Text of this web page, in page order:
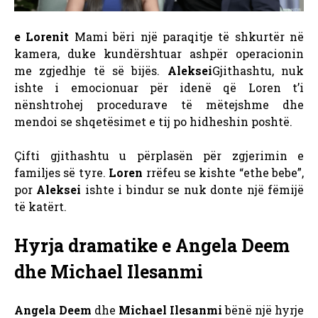
e Lorenit Mami bëri një paraqitje të shkurtër në
kamera, duke kundërshtuar ashpër operacionin
me zgjedhje të së bijës. AlekseiGjithashtu, nuk
ishte i emocionuar për idenë që Loren t’i
nënshtrohej procedurave të mëtejshme dhe
mendoi se shqetësimet e tij po hidheshin poshtë.
Çifti gjithashtu u përplasën për zgjerimin e
familjes së tyre. Loren rrëfeu se kishte “ethe bebe”,
por Aleksei ishte i bindur se nuk donte një fëmijë
të katërt.
Hyrja dramatike e Angela Deem
dhe Michael Ilesanmi
Angela Deem dhe Michael Ilesanmibënë një hyrje